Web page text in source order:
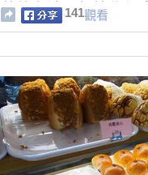
菇的煮法，趕快學起
吃吧！
141觀看